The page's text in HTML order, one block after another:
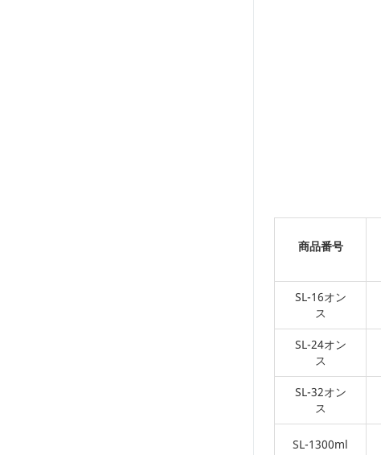
商品番号
SL-16オン
ス
SL-24オン
ス
SL-32オン
ス
SL-1300ml